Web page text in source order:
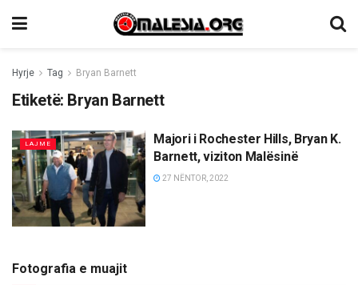
Hyrje Tag Bryan Barnett
Etiketë: Bryan Barnett
LAJME
Majori i Rochester Hills, Bryan K.
Barnett, viziton Malësinë
27 NËNTOR, 2022
Fotografia e muajit